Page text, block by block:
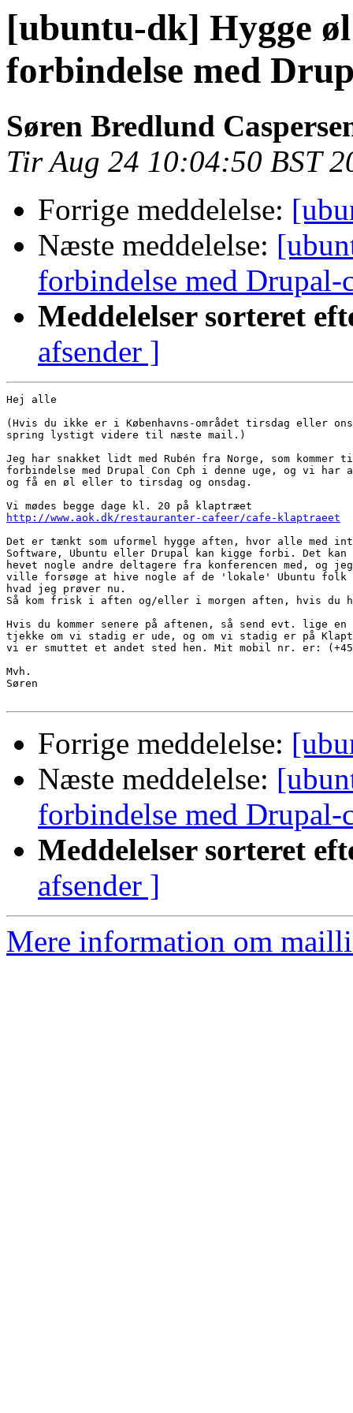
[ubuntu-dk] Hygge
forbindelse med
Søren Bredlund
Tir Aug 24 10:04:50 BST
Forrige meddelelse:
Næste meddelelse:
forbindelse med Drupal-
Meddelelser sorteret
afsender ]
Hej alle
(Hvis du ikke er i Københavns-området tirsdag eller
spring lystigt videre til næste mail.)
Jeg har snakket lidt med Rubén fra Norge, som kommer
forbindelse med Drupal Con Cph i denne uge, og vi
og få en øl eller to tirsdag og onsdag.
http://www.aok.dk/restauranter-cafeer/cafe-klaptraeet
Det er tænkt som uformel hygge aften, hvor alle med
Software, Ubuntu eller Drupal kan kigge forbi. Det kan
hevet nogle andre deltagere fra konferencen med, og
ville forsøge at hive nogle af de 'lokale' Ubuntu folk
hvad jeg prøver nu.
Så kom frisk i aften og/eller i morgen aften, hvis du
Hvis du kommer senere på aftenen, så send evt. lige
tjekke om vi stadig er ude, og om vi stadig er på
vi er smuttet et andet sted hen. Mit mobil nr. er: (+45)
Mvh.
Søren
Forrige meddelelse:
Næste meddelelse:
forbindelse med Drupal-
Meddelelser sorteret
afsender ]
Mere information om